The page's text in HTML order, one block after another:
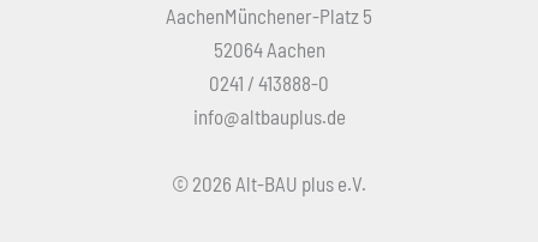
AachenMünchener-Platz 5
52064 Aachen
0241 / 413888-0
info@altbauplus.de
© 2026 Alt-BAU plus e.V.